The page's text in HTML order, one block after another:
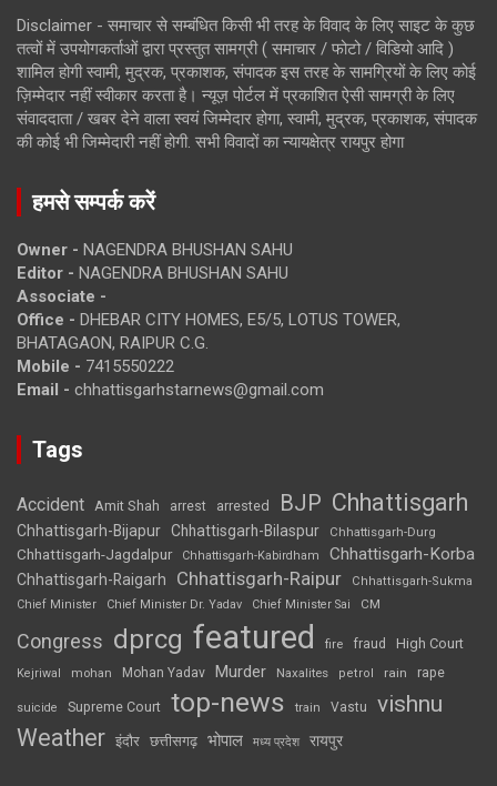
Disclaimer - समाचार से सम्बंधित किसी भी तरह के विवाद के लिए साइट के कुछ
तत्वों में उपयोगकर्ताओं द्वारा प्रस्तुत सामग्री ( समाचार / फोटो / विडियो आदि )
शामिल होगी स्वामी, मुद्रक, प्रकाशक, संपादक इस तरह के सामग्रियों के लिए कोई
ज़िम्मेदार नहीं स्वीकार करता है। न्यूज़ पोर्टल में प्रकाशित ऐसी सामग्री के लिए
संवाददाता / खबर देने वाला स्वयं जिम्मेदार होगा, स्वामी, मुद्रक, प्रकाशक, संपादक
की कोई भी जिम्मेदारी नहीं होगी. सभी विवादों का न्यायक्षेत्र रायपुर होगा
हमसे सम्पर्क करें
Owner - NAGENDRA BHUSHAN SAHU
Editor - NAGENDRA BHUSHAN SAHU
Associate -
Office - DHEBAR CITY HOMES, E5/5, LOTUS TOWER,
BHATAGAON, RAIPUR C.G.
Mobile - 7415550222
Email - chhattisgarhstarnews@gmail.com
Tags
Accident Amit Shah arrest arrested BJP Chhattisgarh
Chhattisgarh-Bijapur Chhattisgarh-Bilaspur Chhattisgarh-Durg
Chhattisgarh-Jagdalpur Chhattisgarh-Kabirdham Chhattisgarh-Korba
Chhattisgarh-Raigarh Chhattisgarh-Raipur
Chhattisgarh-Sukma
Chief Minister
Chief Minister Dr. Yadav Chief Minister Sai CM
Congress dprcg featured fire fraud High Court
Kejriwal mohan Mohan Yadav Murder Naxalites petrol rain rape
suicide Supreme Court top-news train Vastu vishnu
Weather इंदौर छत्तीसगढ़ भोपाल मध्य प्रदेश रायपुर